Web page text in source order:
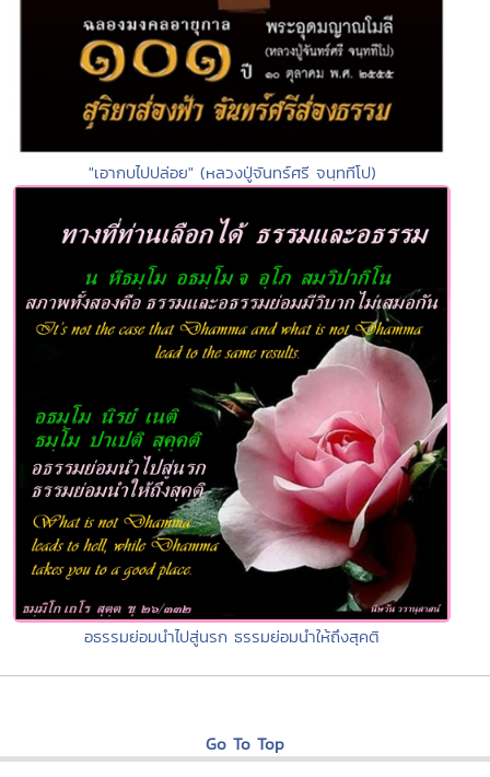
"เอากบไปปล่อย" (หลวงปู่จันทร์ศรี จนฺททีโป)
อธรรมย่อมนำไปสู่นรก ธรรมย่อมนำให้ถึงสุคติ
Go To Top